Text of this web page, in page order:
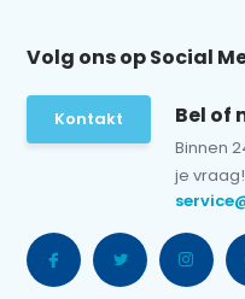
Volg ons op Social
Kontakt Bel of
Binnen
je vraag!